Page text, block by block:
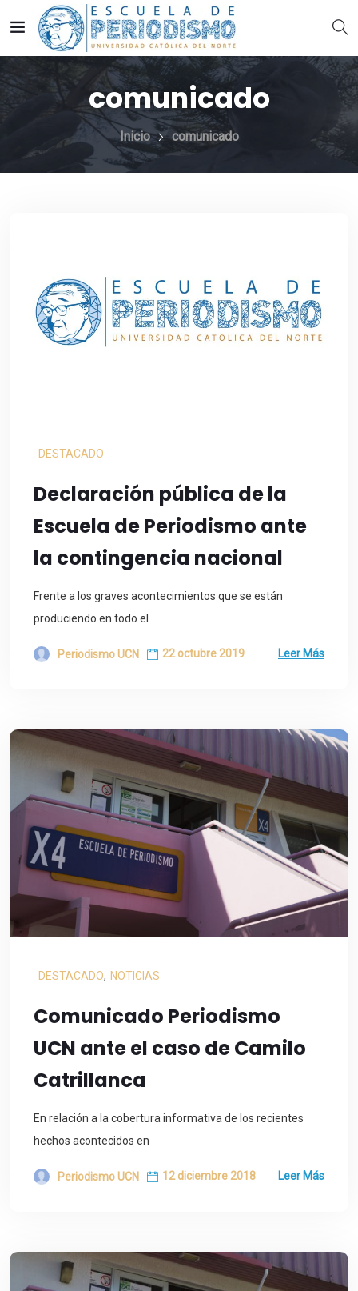
comunicado
Inicio comunicado
DESTACADO
Declaración pública de la
Escuela de Periodismo ante
la contingencia nacional
Frente a los graves acontecimientos que se están
produciendo en todo el
Periodismo UCN 22 octubre 2019 Leer Más
DESTACADO, NOTICIAS
Comunicado Periodismo
UCN ante el caso de Camilo
Catrillanca
En relación a la cobertura informativa de los recientes
hechos acontecidos en
Periodismo UCN 12 diciembre 2018 Leer Más